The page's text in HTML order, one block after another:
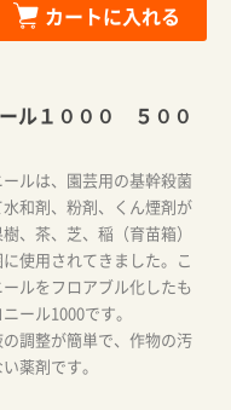
カートに入れる
ル１０００ ５００
ールは、園芸用の基幹殺菌
和剤、粉剤、くん煙剤が
、茶、芝、稲（育苗箱）
使用されてきました。こ
ルをフロアブル化したも
ール1000です。
の調整が簡単で、作物の汚
薬剤です。